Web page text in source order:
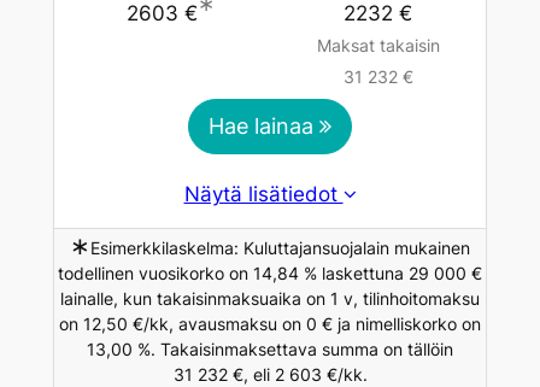
2603 € 2232 €
Maksat takaisin
31 232 €
Hae lainaa
Näytä lisätiedot
∗ Esimerkkilaskelma: Kuluttajansuojalain mukainen
todellinen vuosikorko on 14,84 % laskettuna 29 000 €
lainalle, kun takaisinmaksuaika on 1 v, tilinhoitomaksu
on 12,50 €/kk, avausmaksu on 0 € ja nimelliskorko on
13,00 %. Takaisinmaksettava summa on tällöin
31 232 €, eli 2 603 €/kk.